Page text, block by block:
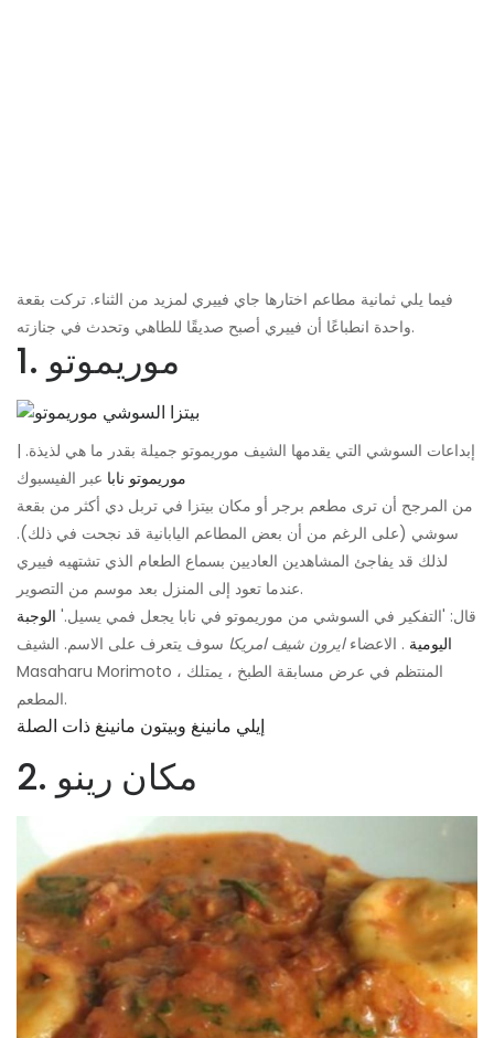
فيما يلي ثمانية مطاعم اختارها جاي فييري لمزيد من الثناء. تركت بقعة
واحدة انطباعًا أن فييري أصبح صديقًا للطاهي وتحدث في جنازته.
1. موريموتو
إبداعات السوشي التي يقدمها الشيف موريموتو جميلة بقدر ما هي لذيذة. |
موريموتو نابا عبر الفيسبوك
من المرجح أن ترى مطعم برجر أو مكان بيتزا في تربل دي أكثر من بقعة
سوشي (على الرغم من أن بعض المطاعم اليابانية قد نجحت في ذلك).
لذلك قد يفاجئ المشاهدين العاديين بسماع الطعام الذي تشتهيه فييري
عندما تعود إلى المنزل بعد موسم من التصوير.
قال: 'التفكير في السوشي من موريموتو في نابا يجعل فمي يسيل.' الوجبة
اليومية . الاعضاءايرون شيف امريكا سوف يتعرف على الاسم. الشيف
Masaharu Morimoto ، المنتظم في عرض مسابقة الطبخ ، يمتلك
المطعم.
إيلي مانينغ وبيتون مانينغ ذات الصلة
2. مكان رينو